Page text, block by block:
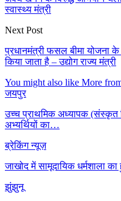
स्वास्थ्य मंत्री
Next Post
प्रधानमंत्री फसल बीमा योजना
किया जाता है – उद्योग राज्य मंत्री
You might also like More
जयपुर
उच्च प्राथमिक अध्यापक (संस्कृत
अभ्यर्थियों का…
ब्रेकिंग न्यूज़
जाखोद में सामूदायिक धर्मशाला
झुंझुनू